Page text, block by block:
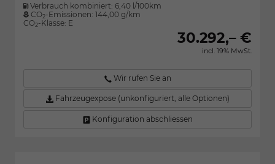
Verbrauch kombiniert: 6,40 l/100km
CO2-Emissionen: 144,00 g/km
CO2-Klasse: E
30.292,– €
incl. 19% MwSt.
Wir rufen Sie an
Fahrzeugexpose (unkonfiguriert, alle Optionen)
Konfiguration abschliessen